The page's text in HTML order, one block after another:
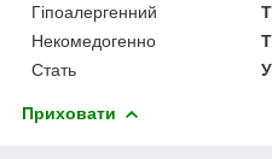
Гіпоалергенний
Некомедогенно
Стать
Приховати